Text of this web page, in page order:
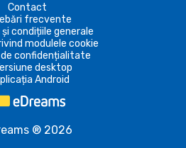
Contact
frecvente
condițiile generale
modulele cookie
confidențialitate
desktop
Android
® 2026